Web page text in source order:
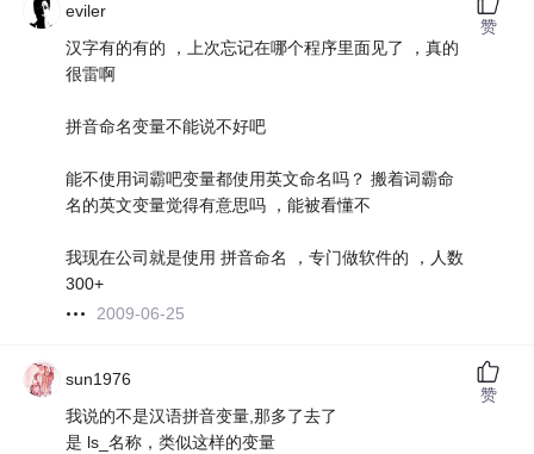
eviler
汉字有的有的 ，上次忘记在哪个程序里面见了 ，真的
很雷啊
拼音命名变量不能说不好吧
能不使用词霸吧变量都使用英文命名吗？ 搬着词霸命
名的英文变量觉得有意思吗 ，能被看懂不
我现在公司就是使用 拼音命名 ，专门做软件的 ，人数
300+
2009-06-25
赞
sun1976
我说的不是汉语拼音变量,那多了去了
是 ls_名称，类似这样的变量
赞